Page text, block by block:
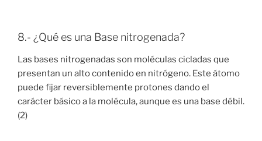
8.- ¿Qué es una Base nitrogenada?
Las bases nitrogenadas son moléculas cicladas que
presentan un alto contenido en nitrógeno. Este átomo
puede fijar reversiblemente protones dando el
carácter básico a la molécula, aunque es una base débil.
(2)